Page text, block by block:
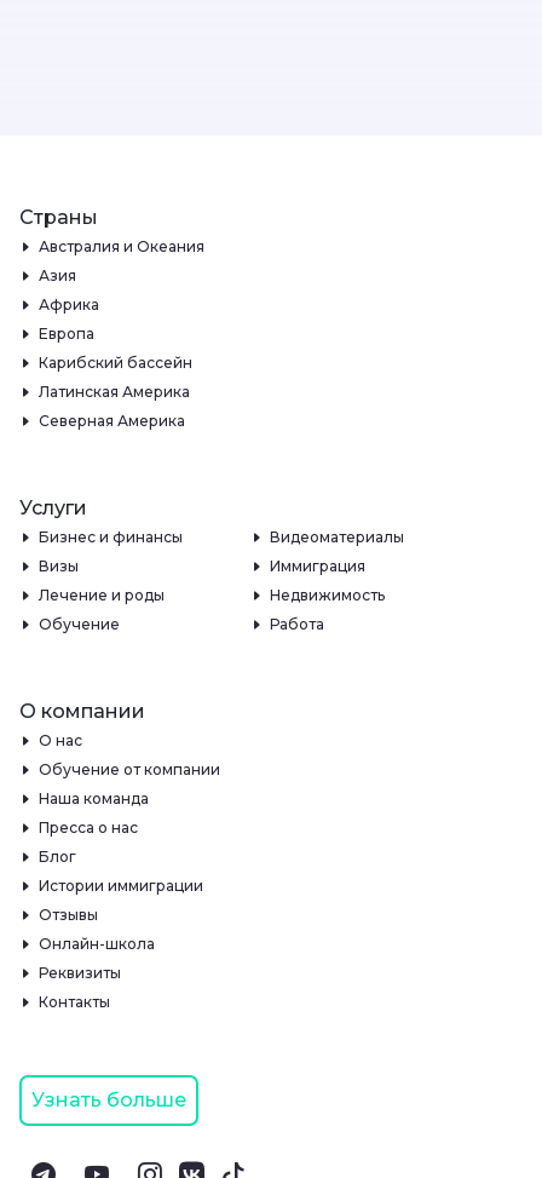
Страны
Австралия и Океания
Азия
Африка
Европа
Карибский бассейн
Латинская Америка
Северная Америка
Услуги
Бизнес и финансы
Видеоматериалы
Визы
Иммиграция
Лечение и роды
Недвижимость
Обучение
Работа
О компании
О нас
Обучение от компании
Наша команда
Пресса о нас
Блог
Истории иммиграции
Отзывы
Онлайн-школа
Реквизиты
Контакты
Узнать больше